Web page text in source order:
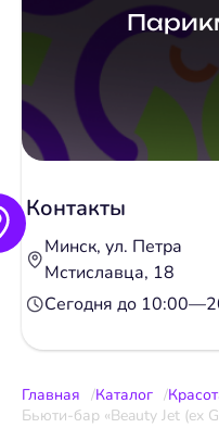
Контакты
Минск, ул. Петра
Мстиславца, 18
Сегодня до
Главная Каталог
Бьюти-бар «Beauty Jet (ex